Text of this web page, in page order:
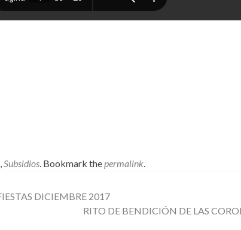
,Subsidios. Bookmark thepermalink.
DICIEMBRE 2017
RITO DE BENDICIÓN DE LAS